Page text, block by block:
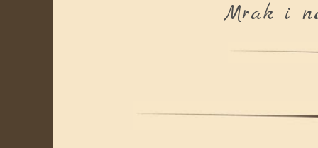
Mrak i